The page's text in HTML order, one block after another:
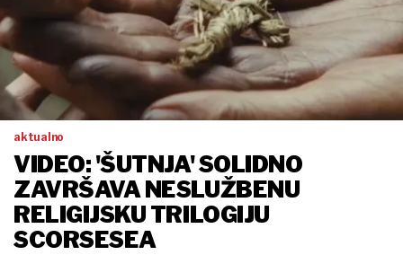
aktualno
VIDEO: 'ŠUTNJA' SOLIDNO
ZAVRŠAVA NESLUŽBENU
RELIGIJSKU TRILOGIJU
SCORSESEA